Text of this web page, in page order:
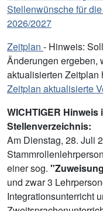
Stellenwünsche für
2026/2027
Zeitplan - Hinweis:
Änderungen ergeben,
aktualisierten Zeitplan
Zeitplan aktualisierte
WICHTIGER
Stellenverzeichnis:
Am Dienstag, 28. Juli
einer sog.
und zwar 3
Integrationsunterricht